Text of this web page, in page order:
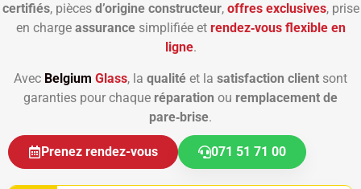
certifiés, pièces d’origine constructeur, offres exclusives, prise
en charge assurancesimplifiée et rendez‑vous flexible en
ligne.
Avec Belgium Glass, la qualité et la satisfaction client sont
garanties pour chaque réparation ou remplacement de
pare‑brise.
Prenez rendez-vous 071 51 71 00